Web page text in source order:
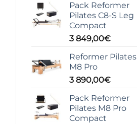
Pack Reformer
Pilates C8-S Leg
Compact
3 849,00€
Reformer Pilates
M8 Pro
3 890,00€
Pack Reformer
Pilates M8 Pro
Compact